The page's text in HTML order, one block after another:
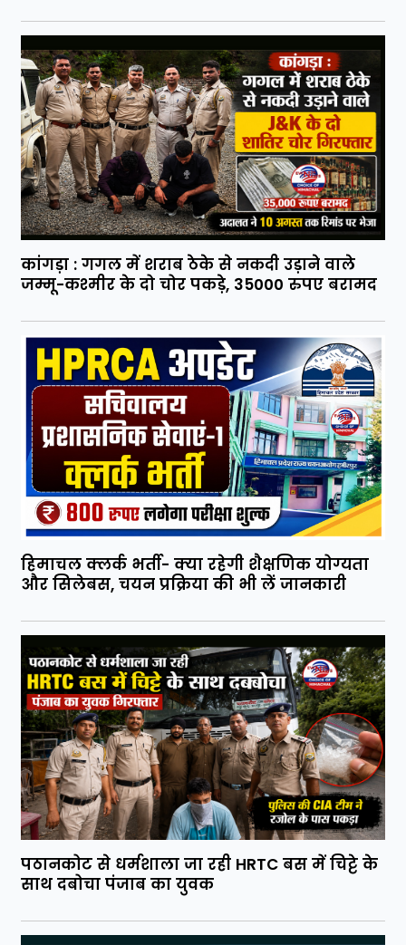
कांगड़ा : गगल में शराब ठेके से नकदी उड़ाने वाले
जम्मू-कश्मीर के दो चोर पकड़े, 35000 रुपए बरामद
हिमाचल क्लर्क भर्ती- क्या रहेगी शैक्षणिक योग्यता
और सिलेबस, चयन प्रक्रिया की भी लें जानकारी
पठानकोट से धर्मशाला जा रही HRTC बस में चिट्टे के
साथ दबोचा पंजाब का युवक